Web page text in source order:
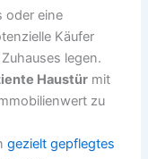
oder eine
Käufer
legen.
Haustür mit
zu
gezielt gepflegtes